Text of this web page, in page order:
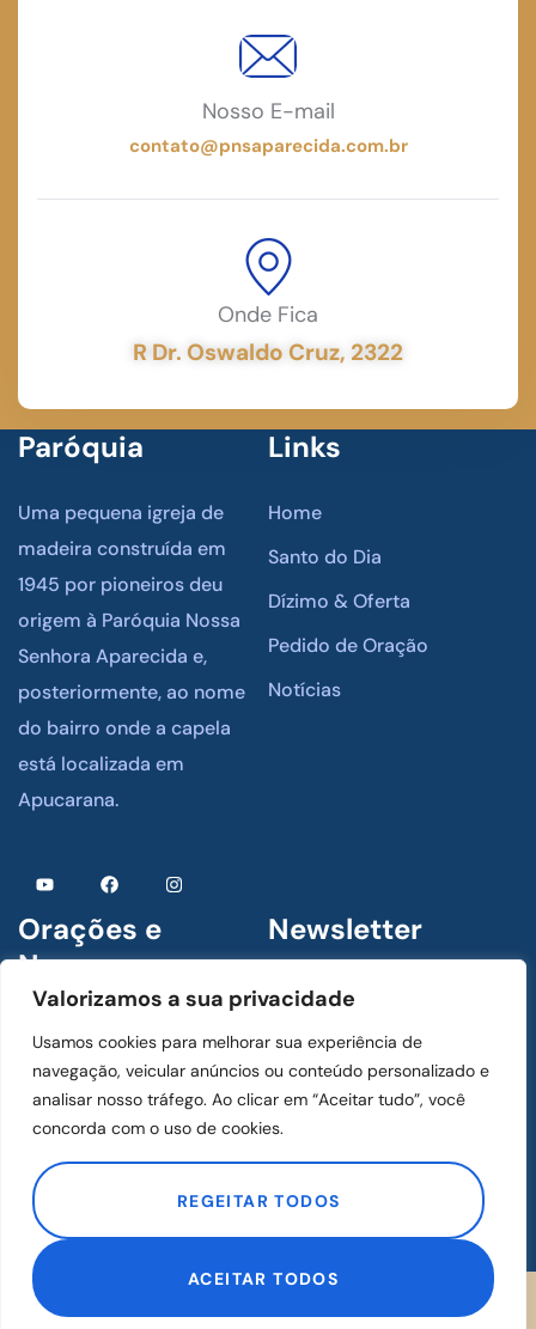
Valorizamos a sua privacidade
Usamos cookies para melhorar sua experiência de
navegação, veicular anúncios ou conteúdo personalizado e
analisar nosso tráfego. Ao clicar em “Aceitar tudo”, você
concorda com o uso de cookies.
REGEITAR TODOS
ACEITAR TODOS
Nosso E-mail
contato@pnsaparecida.com.br
Onde Fica
R Dr. Oswaldo Cruz, 2322
Paróquia
Uma pequena igreja de
madeira construída em
1945 por pioneiros deu
origem à Paróquia Nossa
Senhora Aparecida e,
posteriormente, ao nome
do bairro onde a capela
está localizada em
Apucarana.
Links
Home
Santo do Dia
Dízimo & Oferta
Pedido de Oração
Notícias
Orações e
Novenas
1 De Julho De 2024
Menino Jesus de Praga
Mãos Ensanguentadas de
Jesus
Newsletter
Assine para receber
novidades
Desenvolvido
por